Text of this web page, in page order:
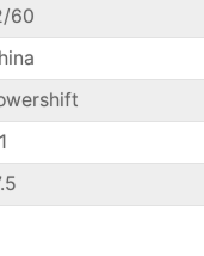
60